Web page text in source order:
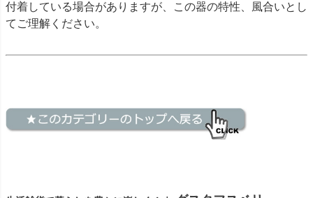
付着している場合がありますが、この器の特性、風合いとし
てご理解ください。